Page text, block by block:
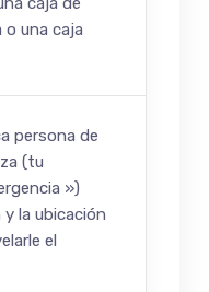
o una caja
persona de
(tu
»)
la ubicación
el